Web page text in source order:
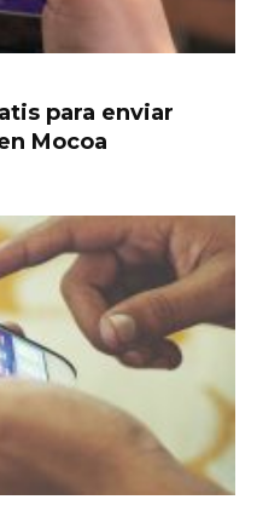
para enviar
Mocoa